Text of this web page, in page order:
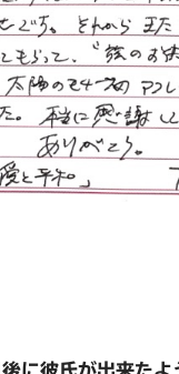
に彼氏が出来たよ